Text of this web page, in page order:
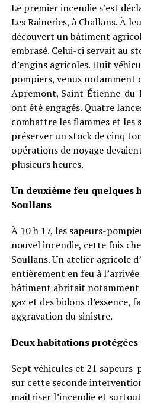
Le premier incendie s’est
Les Raineries, à Challans. À
découvert un bâtiment
embrasé. Celui-ci servait au
d’engins agricoles. Huit
pompiers, venus notamment
Apremont, Saint-Étienne-du-
ont été engagés. Quatre
combattre les flammes et les
préserver un stock de cinq
opérations de noyage
plusieurs heures.
Un deuxième feu quelques
Soullans
À 10 h 17, les sapeurs-
nouvel incendie, cette fois
Soullans. Un atelier agricole
entièrement en feu à
bâtiment abritait notamment
gaz et des bidons d’essence,
aggravation du sinistre.
Deux habitations protégées
Sept véhicules et 21
sur cette seconde
maîtriser l’incendie et